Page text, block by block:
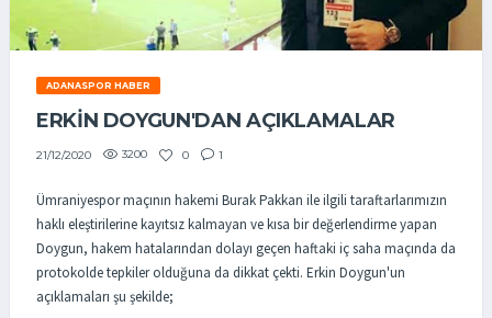
ADANASPOR HABER
ERKIN DOYGUN'DAN AÇIKLAMALAR
21/12/2020 3200 0 1
Ümraniyespor maçının hakemi Burak Pakkan ile ilgili taraftarlarımızın
haklı eleştirilerine kayıtsız kalmayan ve kısa bir değerlendirme yapan
Doygun, hakem hatalarından dolayı geçen haftaki iç saha maçında da
protokolde tepkiler olduğuna da dikkat çekti. Erkin Doygun'un
açıklamaları şu şekilde;